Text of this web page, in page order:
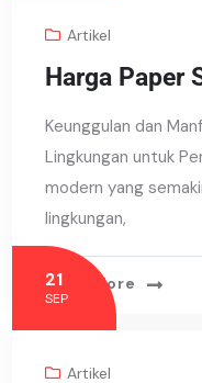
Artikel
Harga Paper
Keunggulan dan
Lingkungan untuk
modern yang
lingkungan,
Read More
21
SEP
Artikel